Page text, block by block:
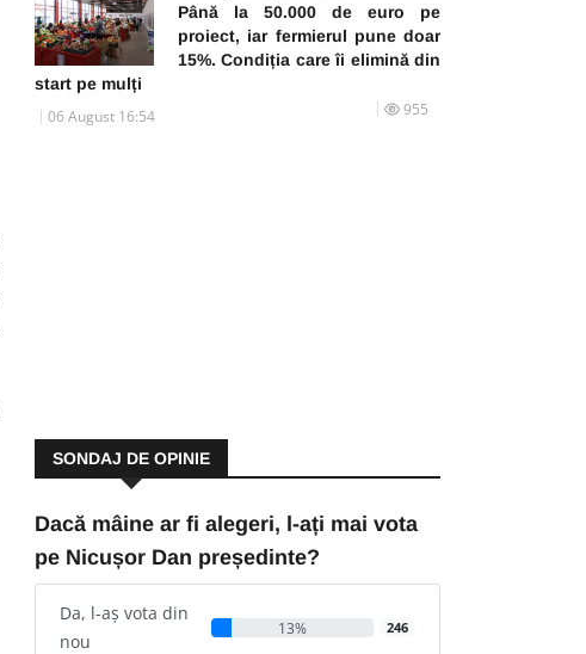
Până la 50.000 de euro pe
proiect, iar fermierul pune doar
15%. Condiția care îi elimină din
start pe mulți
06 August 16:54 955
SONDAJ DE OPINIE
Dacă mâine ar fi alegeri, l-ați mai vota
pe Nicușor Dan președinte?
Da, l-aș vota din
nou
13% 246